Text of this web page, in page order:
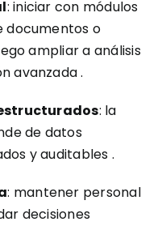
: iniciar con módulos
documentos o
ampliar a análisis
avanzada.
: la
de datos
y auditables .
: mantener personal
decisiones